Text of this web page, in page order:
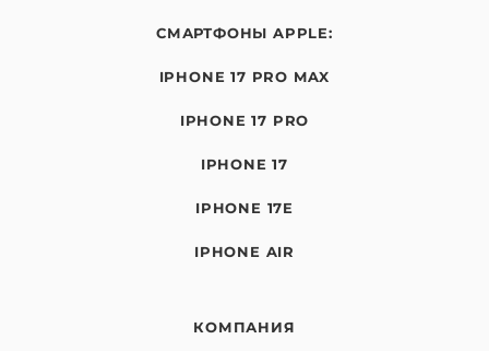
СМАРТФОНЫ APPLE:
IPHONE 17 PRO MAX
IPHONE 17 PRO
IPHONE 17
IPHONE 17E
IPHONE AIR
КОМПАНИЯ